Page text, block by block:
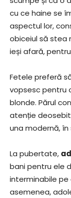
cu ce haine se
aspectul lor,
obiceiul să stea
ieși afară,
Fetele preferă
vopsesc pentru
blonde. Părul
atenție
una modernă, în
La pubertate,
bani pentru ele
interminabile pe
asemenea,